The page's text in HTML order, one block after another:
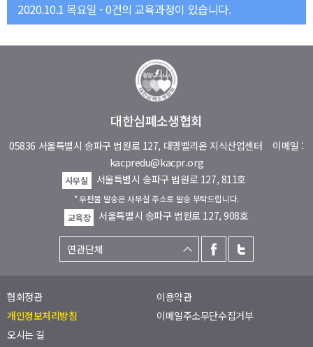
2020.10.1 목요일 - 0건의 교육과정이 있습니다.
대한심폐소생협회
05836 서울특별시 송파구 법원로 127, 대명벨리온 지식산업센터 이메일 :
kacpredu@kacpr.org
사무실 서울특별시 송파구 법원로 127, 811호
* 우편물 발송은 사무실 주소로 발송 부탁드립니다.
교육장
서울특별시 송파구 법원로 127, 908호
협회정관
이용약관
개인정보처리방침
이메일주소무단수집거부
오시는 길